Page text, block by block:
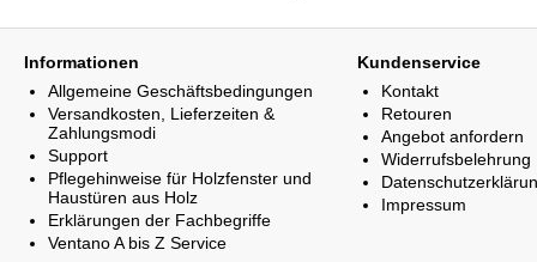
Informationen
Allgemeine Geschäftsbedingungen
Versandkosten, Lieferzeiten &
Zahlungsmodi
Support
Pflegehinweise für Holzfenster und
Haustüren aus Holz
Erklärungen der Fachbegriffe
Ventano A bis Z Service
Kundenservice
Kontakt
Retouren
Angebot anfordern
Widerrufsbelehrung
Impressum